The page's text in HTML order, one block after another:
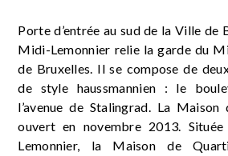
Porte d’entrée au sud de la Ville de
Midi-Lemonnier relie la garde du
de Bruxelles. Il se compose de
de style haussmannien : le
l’avenue de Stalingrad. La
ouvert en novembre 2013.
Lemonnier, la Maison de